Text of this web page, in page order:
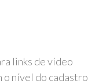
links de vídeo
o nível do cadastro